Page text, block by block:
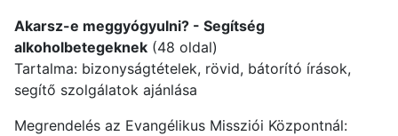
Akarsz-e meggyógyulni? - Segítség
alkoholbetegeknek (48 oldal)
Tartalma: bizonyságtételek, rövid, bátorító írások,
segítő szolgálatok ajánlása
Megrendelés az Evangélikus Missziói Központnál: